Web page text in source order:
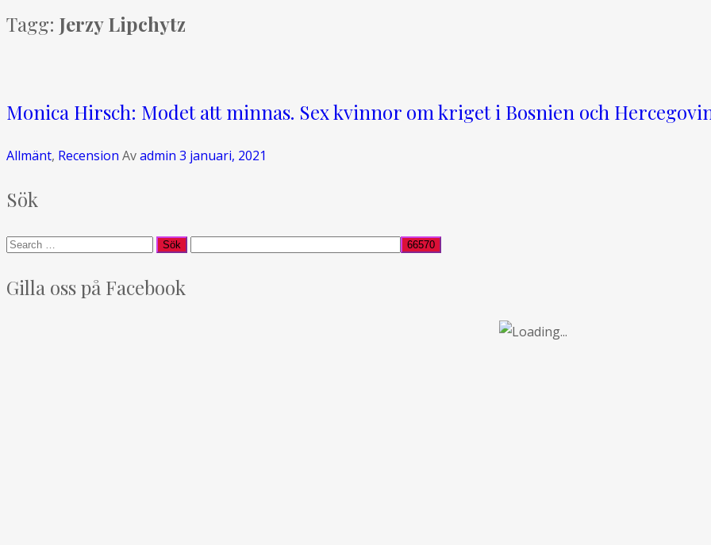
Tagg: Jerzy Lipchytz
Monica Hirsch: Modet att minnas. Sex kvinnor om kriget i Bosnien och
Allmänt, Recension Avadmin 3 januari, 2021
Sök
Gilla oss på Facebook